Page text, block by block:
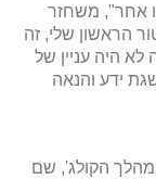
אחר", משחזר
הראשון שלי, זה
היה עניין של
ידע והנאה
הקולג', שם